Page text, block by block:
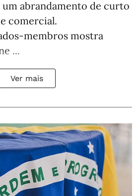
abrandamento de curto
comercial.
mostra
...
Ver mais